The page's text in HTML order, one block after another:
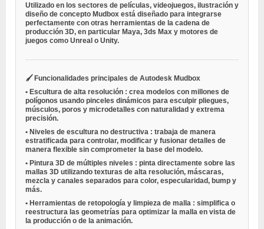
Utilizado en los sectores de películas, videojuegos, ilustración y
diseño de concepto Mudbox está diseñado para integrarse
perfectamente con otras herramientas de la cadena de
producción 3D, en particular Maya, 3ds Max y motores de
juegos como Unreal o Unity.
🖌️Funcionalidades principales de Autodesk Mudbox
• Escultura de alta resolución : crea modelos con millones de
polígonos usando pinceles dinámicos para esculpir pliegues,
músculos, poros y microdetalles con naturalidad y extrema
precisión.
• Niveles de escultura no destructiva : trabaja de manera
estratificada para controlar, modificar y fusionar detalles de
manera flexible sin comprometer la base del modelo.
• Pintura 3D de múltiples niveles : pinta directamente sobre las
mallas 3D utilizando texturas de alta resolución, máscaras,
mezcla y canales separados para color, especularidad, bump y
más.
• Herramientas de retopología y limpieza de malla : simplifica o
reestructura las geometrías para optimizar la malla en vista de
la producción o de la animación.